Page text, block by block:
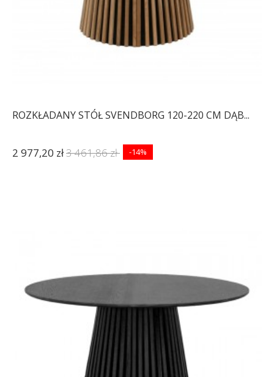
ROZKŁADANY STÓŁ SVENDBORG 120-220 CM DĄB...
2 977,20 zł3 461,86 zł -14%